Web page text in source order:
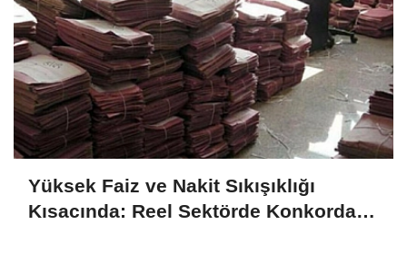
Yüksek Faiz ve Nakit Sıkışıklığı
Kısacında: Reel Sektörde Konkordato